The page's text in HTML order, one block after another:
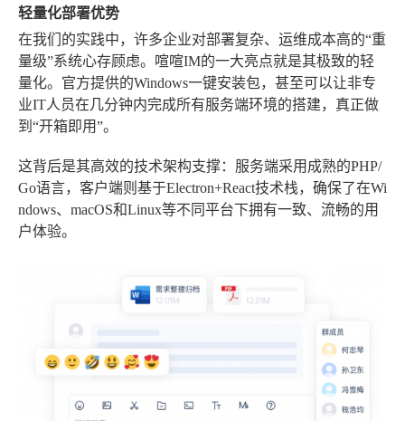
轻量化部署优势
在我们的实践中，许多企业对部署复杂、运维成本高的“重
量级”系统心存顾虑。喧喧IM的一大亮点就是其极致的轻
量化。官方提供的Windows一键安装包，甚至可以让非专
业IT人员在几分钟内完成所有服务端环境的搭建，真正做
到“开箱即用”。
这背后是其高效的技术架构支撑：服务端采用成熟的PHP/
Go语言，客户端则基于Electron+React技术栈，确保了在Wi
ndows、macOS和Linux等不同平台下拥有一致、流畅的用
户体验。